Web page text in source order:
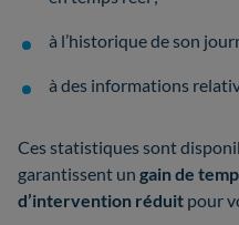
à l’historique de son
à des informations
Ces statistiques sont
garantissent un gain de
d’intervention réduit pour